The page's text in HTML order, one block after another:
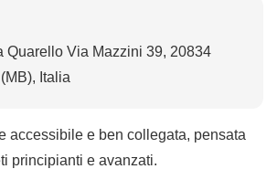
Quarello Via Mazzini 39, 20834
Italia
accessibile e ben collegata, pensata
principianti e avanzati.